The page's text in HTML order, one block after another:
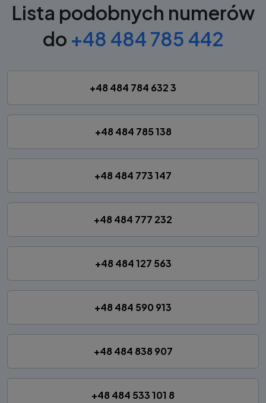
Lista podobnych numerów
do +48 484 785 442
+48 484 784 632 3
+48 484 785 138
+48 484 773 147
+48 484 777 232
+48 484 127 563
+48 484 590 913
+48 484 838 907
+48 484 533 101 8